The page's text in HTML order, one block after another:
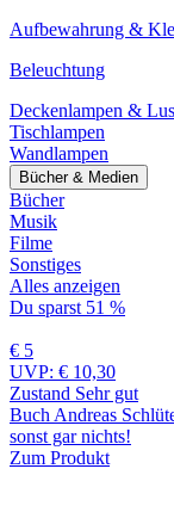
Aufbewahrung &
Beleuchtung
Deckenlampen &
Tischlampen
Wandlampen
Bücher & Medien
Bücher
Musik
Filme
Sonstiges
Alles anzeigen
Du sparst 51 %
€ 5
UVP: € 10,30
Zustand Sehr gut
Buch Andreas
sonst gar nichts!
Zum Produkt